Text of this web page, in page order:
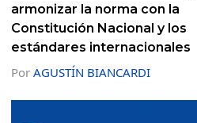
armonizar la norma con la
Constitución Nacional y los
estándares internacionales
Por AGUSTÍN BIANCARDI